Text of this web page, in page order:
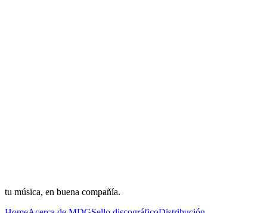
tu música, en buena compañía.